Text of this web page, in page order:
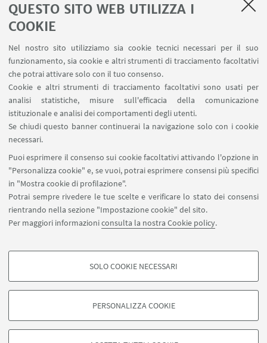
QUESTO SITO WEB UTILIZZA I
COOKIE
Nel nostro sito utilizziamo sia cookie tecnici necessari per il suo
funzionamento, sia cookie e altri strumenti di tracciamento facoltativi
che potrai attivare solo con il tuo consenso.
Cookie e altri strumenti di tracciamento facoltativi sono usati per
analisi statistiche, misure sull'efficacia della comunicazione
istituzionale e analisi dei comportamenti degli utenti.
Se chiudi questo banner continuerai la navigazione solo con i cookie
necessari.
Puoi esprimere il consenso sui cookie facoltativi attivando l'opzione in
"Personalizza cookie" e, se vuoi, potrai esprimere consensi più specifici
in "Mostra cookie di profilazione".
Potrai sempre rivedere le tue scelte e verificare lo stato dei consensi
rientrando nella sezione "Impostazione cookie" del sito.
Per maggiori informazioniconsulta la nostra Cookie policy.
COOKIE DI PROFILAZIONE - FACOLTATIVI
degli utenti, creare profili in base al loro comportamento sul sito, per analisi
di marketing.
SOLO COOKIE NECESSARI
PERSONALIZZA COOKIE
Presentazione dell’ultimo numero della rivista
“Quaderni di Teatro Carcere”, dedicato all’arte
scenica e alla condizione professionale del nuovo
attore, e focus sul lavoro in carcere del Teatro dei
Venti, con performance live e proiezione di film.
«
Precedenti
12
elementi Successivi
12
elementi
»
83 84 85 ... 124
Seguici su:
©Copyright 2026 - ALMA MATER STUDIORUM - Università di